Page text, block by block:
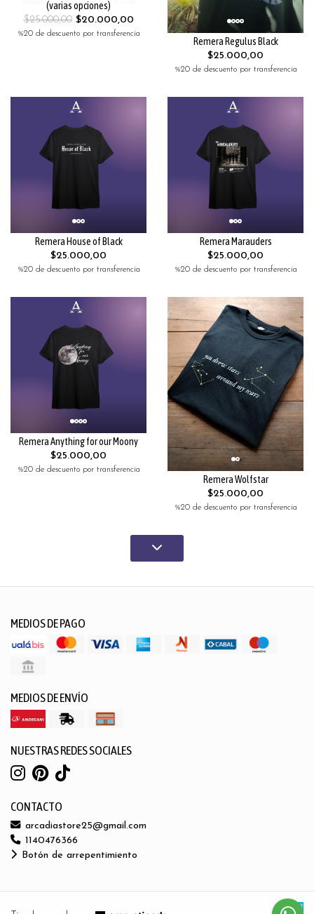
(varias opciones)
$25.000,00$20.000,00
%20 de descuento por transferencia
Remera Regulus Black
$25.000,00
%20 de descuento por transferencia
Remera House of Black
$25.000,00
%20 de descuento por transferencia
Remera Marauders
$25.000,00
%20 de descuento por transferencia
Remera Anything for our Moony
$25.000,00
%20 de descuento por transferencia
Remera Wolfstar
$25.000,00
%20 de descuento por transferencia
MEDIOS DE PAGO
MEDIOS DE ENVÍO
NUESTRAS REDES SOCIALES
CONTACTO
arcadiastore25@gmail.com
1140476366
Botón de arrepentimiento